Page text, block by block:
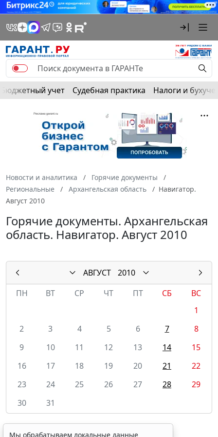
Бюджетный учет Судебная практика Налоги и
Новости и аналитика
Горячие документы
Региональные
Архангельская область
Навигатор.
Август 2010
Горячие документы. Архангельская
область. Навигатор. Август 2010
АВГУСТ
2010
ПН
ВТ СР ЧТ ПТ СБ
ВС
1
2
3 4 5 6 7
8
9
10 11 12 13 14
15
16
17 18 19 20 21
22
23
24 25 26 27 28
29
30
31
Мы обрабатываем локальные данные